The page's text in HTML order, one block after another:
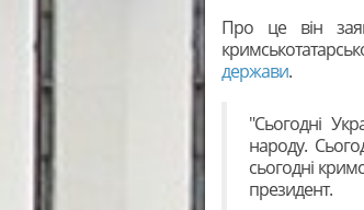
Про це він
держави.
"Сьогодні
народу.
сьогодні
президент.